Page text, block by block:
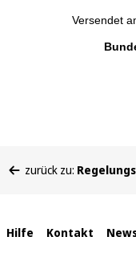
Versendet
befinden
zurück zu:
Interne
Hilfe Kontakt